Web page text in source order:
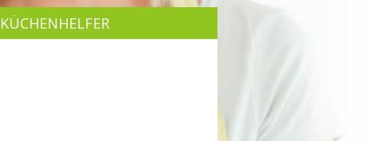
KÜCHENHELFER